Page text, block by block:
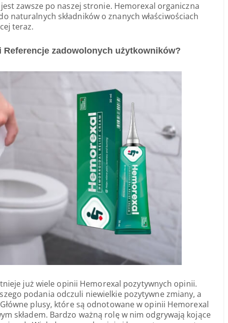
zawsze po naszej stronie. Hemorexal organiczna
naturalnych składników o znanych właściwościach
teraz.
Referencje zadowolonych użytkowników?
już wiele opinii Hemorexal pozytywnych opinii.
podania odczuli niewielkie pozytywne zmiany, a
plusy, które są odnotowane w opinii Hemorexal
składem. Bardzo ważną rolę w nim odgrywają kojące